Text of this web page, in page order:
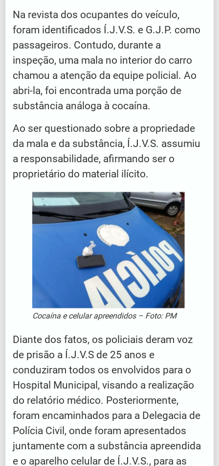
Na revista dos ocupantes do veículo,
foram identificados Í.J.V.S. e G.J.P. como
passageiros. Contudo, durante a
inspeção, uma mala no interior do carro
chamou a atenção da equipe policial. Ao
abri-la, foi encontrada uma porção de
substância análoga à cocaína.
Ao ser questionado sobre a propriedade
da mala e da substância, Í.J.V.S. assumiu
a responsabilidade, afirmando ser o
proprietário do material ilícito.
Cocaína e celular apreendidos – Foto: PM
Diante dos fatos, os policiais deram voz
de prisão a Í.J.V.S de 25 anos e
conduziram todos os envolvidos para o
Hospital Municipal, visando a realização
do relatório médico. Posteriormente,
foram encaminhados para a Delegacia de
Polícia Civil, onde foram apresentados
juntamente com a substância apreendida
e o aparelho celular de Í.J.V.S., para as